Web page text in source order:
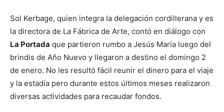
Sol Kerbage, quien integra la delegación cordillerana y es
la directora de La Fábrica de Arte, contó en diálogo con
La Portada que partieron rumbo a Jesús María luego del
brindis de Año Nuevo y llegaron a destino el domingo 2
de enero. No les resultó fácil reunir el dinero para el viaje
y la estadía pero durante estos últimos meses realizaron
diversas actividades para recaudar fondos.